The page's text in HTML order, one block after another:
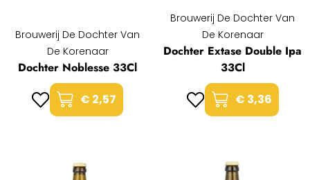
Brouwerij De Dochter Van
De Korenaar
Dochter Noblesse 33Cl
€ 2,57
Brouwerij De Dochter Van
De Korenaar
Dochter Extase Double Ipa
33Cl
€ 3,36